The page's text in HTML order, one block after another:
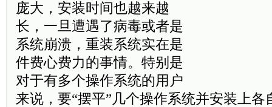
庞大，安装时间也越来越
长，一旦遭遇了病毒或者是
系统崩溃，重装系统实在是
件费心费力的事情。特别是
对于有多个操作系统的用户
来说，要“摆平”几个操作系统并安装上